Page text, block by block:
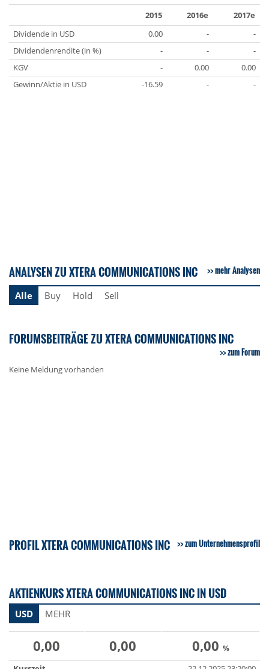
2015 2016e
2017e
Dividende in USD
0.00 -
-
Dividendenrendite (in %)
- -
-
KGV
- 0.00
0.00
Gewinn/Aktie in USD
-16.59 - -
ANALYSEN ZU XTERA COMMUNICATIONS INC mehr Analysen
Alle Buy Hold Sell
FORUMSBEITRÄGE ZU XTERA COMMUNICATIONS INC
zum Forum
Keine Meldung vorhanden
PROFIL XTERA COMMUNICATIONS INC zum Unternehmensprofil
AKTIENKURS XTERA COMMUNICATIONS INC IN USD
USD MEHR
0,00 0,00 0,00 %